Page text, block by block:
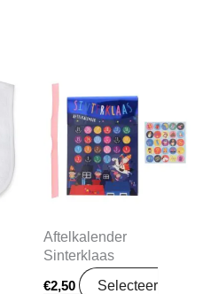
Aftelkalender
Sinterklaas
€2,50
Selecteer